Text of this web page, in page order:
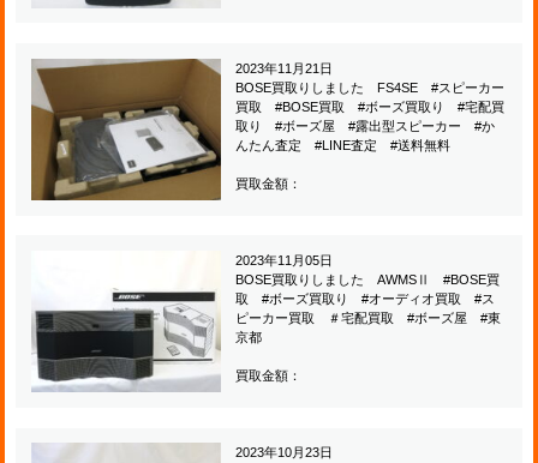
2023年11月21日
BOSE買取りしました FS4SE #スピーカー
買取 #BOSE買取 #ボーズ買取り #宅配買
取り #ボーズ屋 #露出型スピーカー #か
んたん査定 #LINE査定 #送料無料
買取金額：
2023年11月05日
BOSE買取りしました AWMSⅡ #BOSE買
取 #ボーズ買取り #オーディオ買取 #ス
ピーカー買取 ＃宅配買取 #ボーズ屋 #東
京都
買取金額：
2023年10月23日